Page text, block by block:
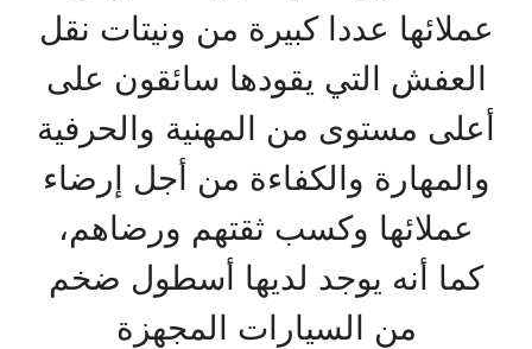
عملائها عددا كبيرة من ونيتات نقل
العفش التي يقودها سائقون على
أعلى مستوى من المهنية والحرفية
والمهارة والكفاءة من أجل إرضاء
عملائها وكسب ثقتهم ورضاهم،
كما أنه يوجد لديها أسطول ضخم
من السيارات المجهزة